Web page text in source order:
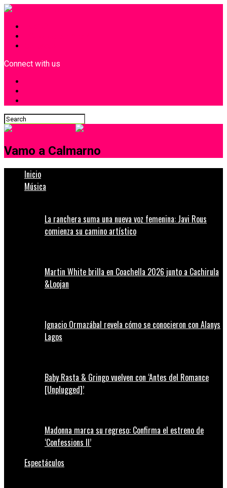
Connect with us
Vamo a Calmarno
Inicio
Música
La ranchera suma una nueva voz femenina: Javi Rous
comienza su camino artístico
Martin White brilla en Coachella 2026 junto a Cachirula
&Loojan
Ignacio Ormazábal revela cómo se conocieron con Alanys
Lagos
Baby Rasta & Gringo vuelven con ‘Antes del Romance
[Unplugged]’
Madonna marca su regreso: Confirma el estreno de
‘Confessions II’
Espectáculos